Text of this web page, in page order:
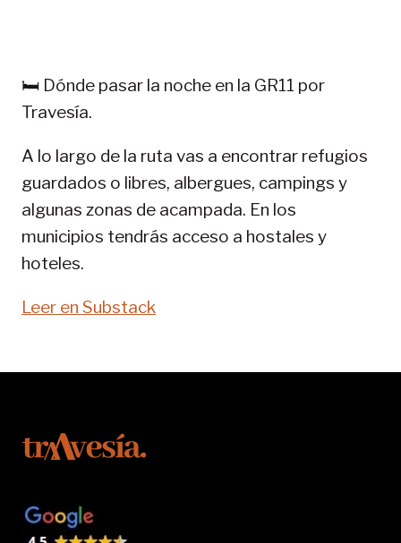
11-
🛏️ Dónde pasar la noche en la GR11 por
Travesía.
A lo largo de la ruta vas a encontrar refugios
guardados o libres, albergues, campings y
algunas zonas de acampada. En los
municipios tendrás acceso a hostales y
hoteles.
Leer en Substack